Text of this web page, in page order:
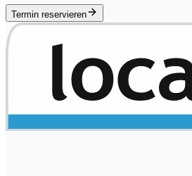
Termin reservieren